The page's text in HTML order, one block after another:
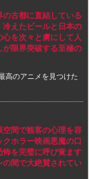
古都に直結している
えたビールと日本の
を次々と虜にして人
限界突破する至極の
高のアニメを見つけた
間で観客の心理を容
ホラー映画悪魔の口
を完璧に呼び覚ます
間で大絶賛されてい